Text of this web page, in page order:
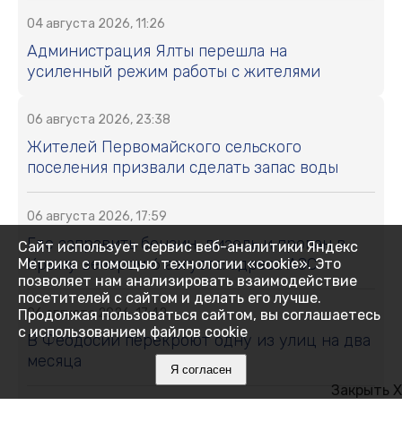
04 августа 2026, 11:26
Администрация Ялты перешла на
усиленный режим работы с жителями
06 августа 2026, 23:38
Жителей Первомайского сельского
поселения призвали сделать запас воды
06 августа 2026, 17:59
Где заправить бензин, дизель и пропан в
Крыму вечером 6 августа: адреса АЗС
06 августа 2026, 17:42
В Феодосии перекроют одну из улиц на два
месяца
Закрыть X
Сайт использует сервис веб-аналитики Яндекс
Метрика с помощью технологии «cookie». Это
позволяет нам анализировать взаимодействие
посетителей с сайтом и делать его лучше.
Продолжая пользоваться сайтом, вы соглашаетесь
с использованием файлов cookie
Я согласен